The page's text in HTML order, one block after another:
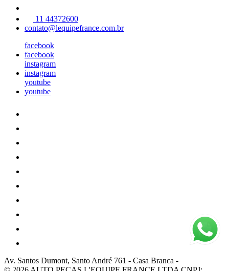
11 44372600
contato@lequipefrance.com.br
facebook
facebook
instagram
instagram
youtube
youtube
Av. Santos Dumont, Santo André 761 - Casa Branca -